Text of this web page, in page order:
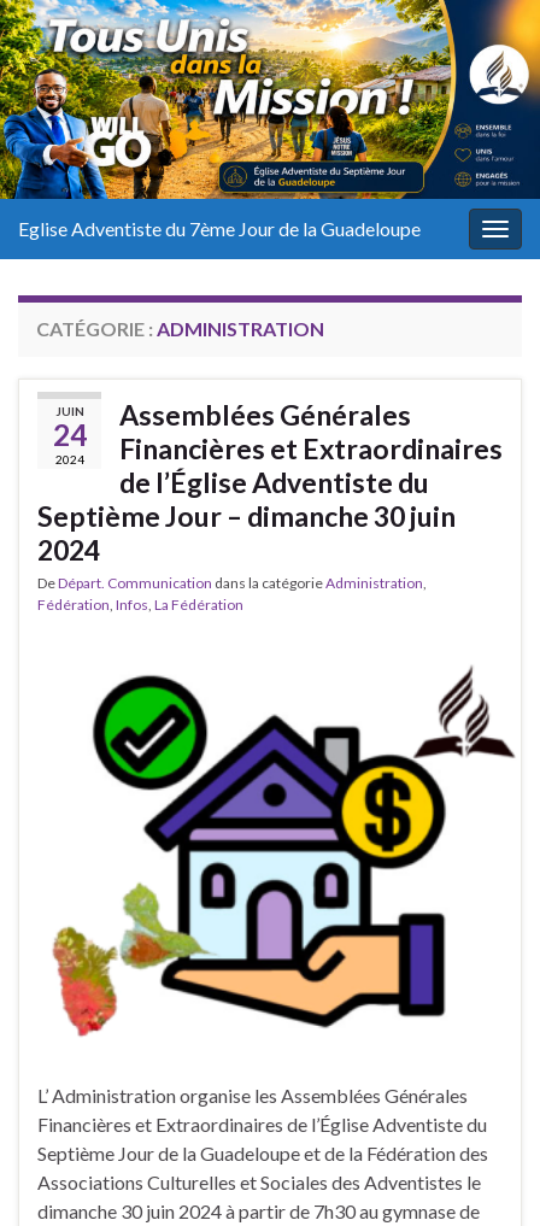
Eglise Adventiste du 7ème Jour de la Guadeloupe
CATÉGORIE : ADMINISTRATION
JUIN
24
2024
Assemblées Générales
Financières et Extraordinaires
de l’Église Adventiste du
Septième Jour – dimanche 30 juin
2024
DeDépart. Communication dans la catégorieAdministration,
Fédération, Infos, La Fédération
L’ Administration organise les Assemblées Générales
Financières et Extraordinaires de l’Église Adventiste du
Septième Jour de la Guadeloupe et de la Fédération des
Associations Culturelles et Sociales des Adventistes le
dimanche 30 juin 2024 à partir de 7h30 au gymnase de